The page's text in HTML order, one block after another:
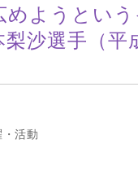
めようとい
梨沙選手（
活動